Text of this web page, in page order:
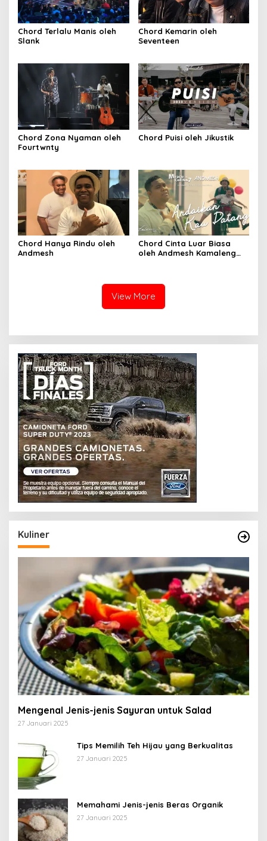
Chord Terlalu Manis oleh
Slank
Chord Kemarin oleh
Seventeen
Chord Zona Nyaman oleh
Fourtwnty
Chord Puisi oleh Jikustik
Chord Hanya Rindu oleh
Andmesh
Chord Cinta Luar Biasa
oleh Andmesh Kamaleng
View More
Kuliner
Mengenal Jenis-jenis Sayuran untuk Salad
27 Januari 2025
Tips Memilih Teh Hijau yang Berkualitas
27 Januari 2025
Memahami Jenis-jenis Beras Organik
27 Januari 2025